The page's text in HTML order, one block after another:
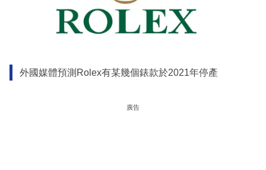
外國媒體預測Rolex有某幾個錶款於2021年停產
廣告